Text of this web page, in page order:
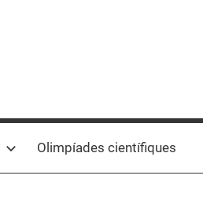
Olimpíades científiques